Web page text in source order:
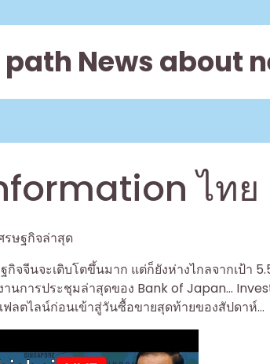
News about
ไทย
จีนจะเติบโตขึ้นมาก แต่ก็ยังห่างไกลจากเป้า
านการประชุมล่าสุดของ Bank of Japan…
ลตไลน์ก่อนเข้าสู่วันซื้อขายสุดท้ายของสัปดาห์…